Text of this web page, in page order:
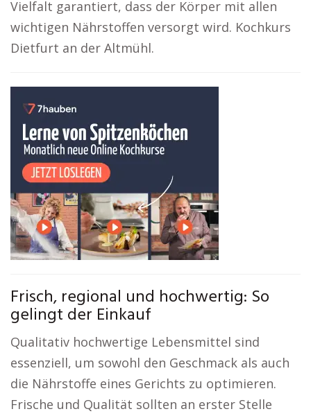
Vielfalt garantiert, dass der Körper mit allen
wichtigen Nährstoffen versorgt wird. Kochkurs
Dietfurt an der Altmühl.
Frisch, regional und hochwertig: So
gelingt der Einkauf
Qualitativ hochwertige Lebensmittel sind
essenziell, um sowohl den Geschmack als auch
die Nährstoffe eines Gerichts zu optimieren.
Frische und Qualität sollten an erster Stelle